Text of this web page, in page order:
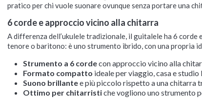
pratico per chi vuole suonare ovunque senza portare una
6 corde e approccio vicino alla chitarra
A differenza dell’ukulele tradizionale, il guitalele ha 6
tenore o baritono: è uno strumento ibrido, con una propria
Strumento a 6 cordecon approccio vicino alla
Formato compatto ideale per viaggio, casa e studio
Suono brillantee più piccolo rispetto a una chitarra
Ottimo per chitarristiche vogliono uno strumento